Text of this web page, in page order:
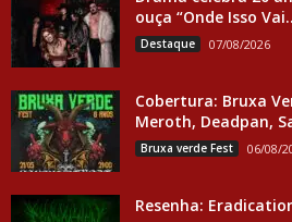
ouça “Onde Isso
Destaque 07/08/2026
Cobertura: Bruxa
Meroth, Deadpan,
Bruxa verde Fest 06/08/
Resenha: